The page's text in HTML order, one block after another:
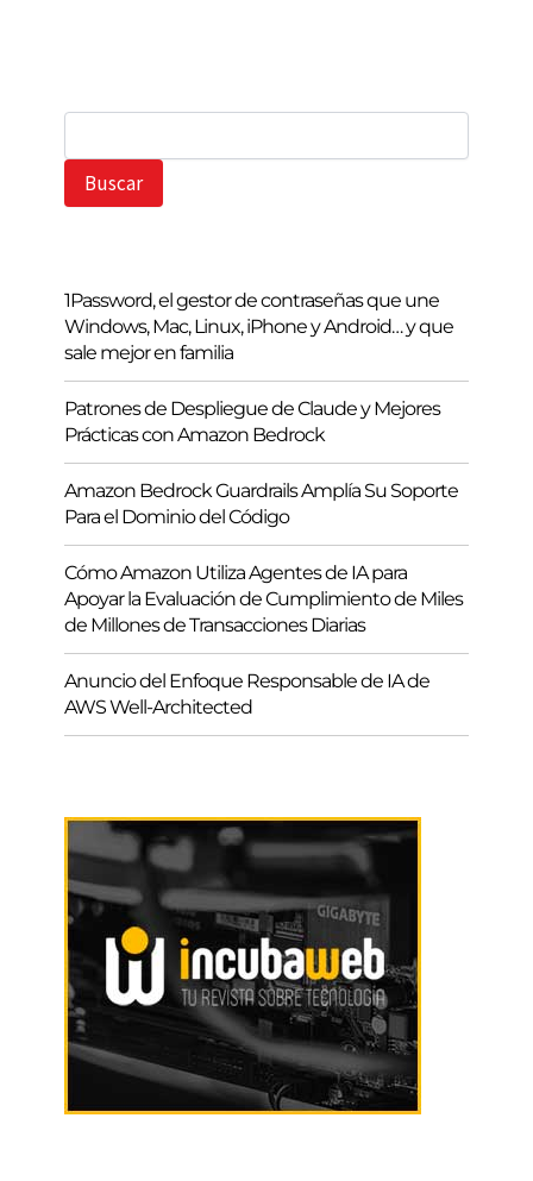
B
s
Buscar
1Password, el gestor de contraseñas que une
Windows, Mac, Linux, iPhone y Android… y que
sale mejor en familia
Patrones de Despliegue de Claude y Mejores
Prácticas con Amazon Bedrock
Amazon Bedrock Guardrails Amplía Su Soporte
Para el Dominio del Código
Cómo Amazon Utiliza Agentes de IA para
Apoyar la Evaluación de Cumplimiento de Miles
de Millones de Transacciones Diarias
Anuncio del Enfoque Responsable de IA de
AWS Well-Architected